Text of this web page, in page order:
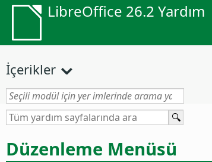
LibreOffice 26.2 Yardım
İçerikler
Düzenleme Menüsü